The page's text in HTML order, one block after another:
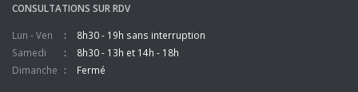
CONSULTATIONS SUR RDV
Lun - Ven
8h30 - 19h sans interruption
Samedi
8h30 - 13h et 14h - 18h
Dimanche
Fermé